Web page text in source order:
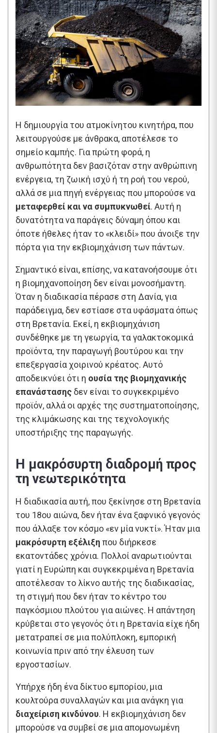
Η δημιουργία του ατμοκίνητου κινητήρα, που
λειτουργούσε με άνθρακα, αποτέλεσε το
σημείο καμπής. Για πρώτη φορά, η
ανθρωπότητα δεν βασιζόταν στην ανθρώπινη
ενέργεια, τη ζωική ισχύ ή τη ροή του νερού,
αλλά σε μια πηγή ενέργειας που μπορούσε να
μεταφερθεί και να συμπυκνωθεί. Αυτή η
δυνατότητα να παράγεις δύναμη όπου και
όποτε ήθελες ήταν το «κλειδί» που άνοιξε την
πόρτα για την εκβιομηχάνιση των πάντων.
Σημαντικό είναι, επίσης, να κατανοήσουμε ότι
η βιομηχανοποίηση δεν είναι μονοσήμαντη.
Όταν η διαδικασία πέρασε στη Δανία, για
παράδειγμα, δεν εστίασε στα υφάσματα όπως
στη Βρετανία. Εκεί, η εκβιομηχάνιση
συνδέθηκε με τη γεωργία, τα γαλακτοκομικά
προϊόντα, την παραγωγή βουτύρου και την
επεξεργασία χοιρινού κρέατος. Αυτό
αποδεικνύει ότι η ουσία της βιομηχανικής
επανάστασης δεν είναι το συγκεκριμένο
προϊόν, αλλά οι αρχές της συστηματοποίησης,
της κλιμάκωσης και της τεχνολογικής
υποστήριξης της παραγωγής.
Η μακρόσυρτη διαδρομή προς
τη νεωτερικότητα
Η διαδικασία αυτή, που ξεκίνησε στη Βρετανία
του 18ου αιώνα, δεν ήταν ένα ξαφνικό γεγονός
που άλλαξε τον κόσμο «εν μία νυκτί». Ήταν μια
μακρόσυρτη εξέλιξη που διήρκεσε
εκατοντάδες χρόνια. Πολλοί αναρωτιούνται
γιατί η Ευρώπη και συγκεκριμένα η Βρετανία
αποτέλεσαν το λίκνο αυτής της διαδικασίας,
τη στιγμή που δεν ήταν το κέντρο του
παγκόσμιου πλούτου για αιώνες. Η απάντηση
κρύβεται στο γεγονός ότι η Βρετανία είχε ήδη
μετατραπεί σε μια πολύπλοκη, εμπορική
κοινωνία πριν από την έλευση των
εργοστασίων.
Υπήρχε ήδη ένα δίκτυο εμπορίου, μια
κουλτούρα συναλλαγών και μια ανάγκη για
διαχείριση κινδύνου. Η εκβιομηχάνιση δεν
μπορούσε να συμβεί σε μια απομονωμένη